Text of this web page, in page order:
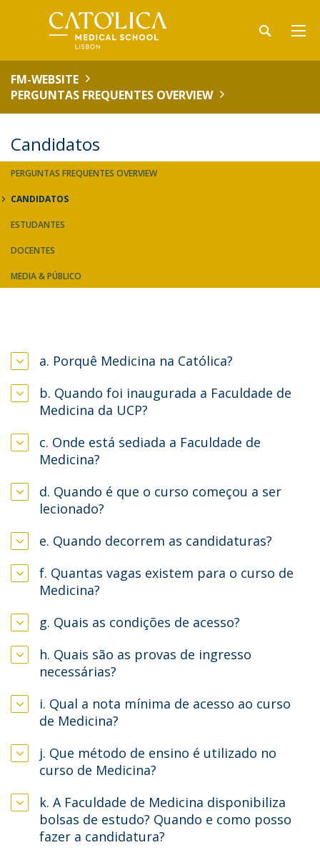
FM-WEBSITE
PERGUNTAS FREQUENTES OVERVIEW
Candidatos
PERGUNTAS FREQUENTES OVERVIEW
CANDIDATOS
ESTUDANTES
DOCENTES
MEDIA & PÚBLICO
a. Porquê Medicina na Católica?
b. Quando foi inaugurada a Faculdade de
Medicina da UCP?
c. Onde está sediada a Faculdade de
Medicina?
d. Quando é que o curso começou a ser
lecionado?
e. Quando decorrem as candidaturas?
f. Quantas vagas existem para o curso de
Medicina?
g. Quais as condições de acesso?
h. Quais são as provas de ingresso
necessárias?
i. Qual a nota mínima de acesso ao curso
de Medicina?
j. Que método de ensino é utilizado no
curso de Medicina?
k. A Faculdade de Medicina disponibiliza
bolsas de estudo? Quando e como posso
fazer a candidatura?